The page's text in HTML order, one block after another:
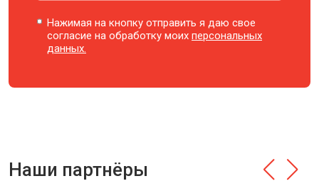
Нажимая на кнопку отправить я даю свое
согласие на обработку моихперсональных
данных.
Наши партнёры